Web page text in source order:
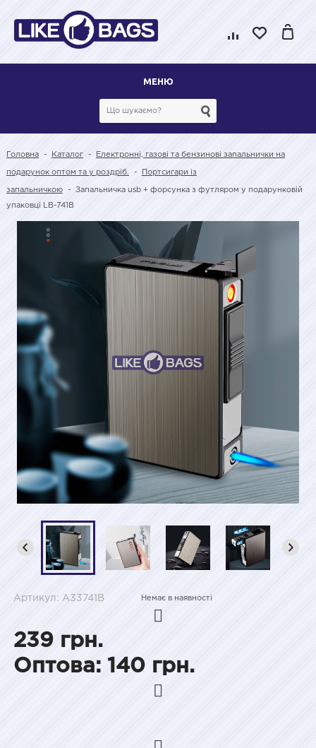
МЕНЮ
Головна - Каталог - Електронні, газові та бензинові запальнички на
подарунок оптом та у роздріб. - Портсигари із
запальничкою - Запальничка usb + форсунка з футляром у подарунковій
упаковці LB-741B
Артикул: A33741B Немає в наявності
239 грн.
Оптова: 140 грн.